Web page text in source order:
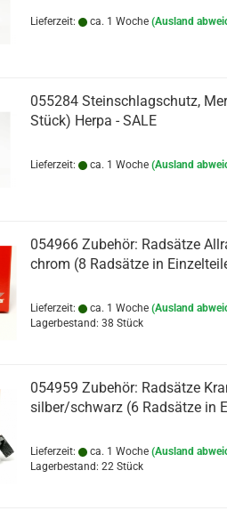
Lieferzeit: ca. 1 Woche (Ausland
055284 Steinschlagschutz,
Stück) Herpa - SALE
Lieferzeit: ca. 1 Woche (Ausland
054966 Zubehör: Radsätze
chrom (8 Radsätze in
Lieferzeit: ca. 1 Woche (Ausland
Lagerbestand: 38 Stück
054959 Zubehör: Radsätze
silber/schwarz (6 Radsätze in
Lieferzeit: ca. 1 Woche (Ausland
Lagerbestand: 22 Stück